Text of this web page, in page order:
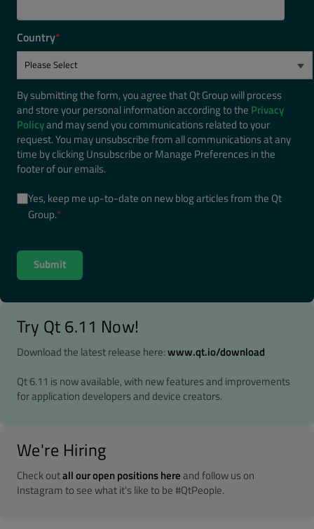
Country*
By submitting the form, you agree that Qt Group will process
and store your personal information according to the Privacy
Policyand may send you communications related to your
request. You may unsubscribe from all communications at any
time by clicking Unsubscribe or Manage Preferences in the
footer of our emails.
Yes, keep me up-to-date on new blog articles from the Qt
Group.*
Try Qt 6.11 Now!
Download the latest release here:www.qt.io/download
Qt 6.11 is now available, with new features and improvements
for application developers and device creators.
We're Hiring
Check outall our open positions hereand follow us on
Instagram to see what it's like to be #QtPeople.